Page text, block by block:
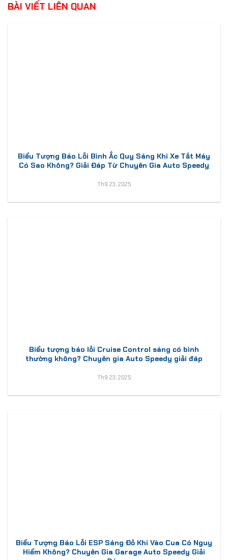
BÀI VIẾT LIÊN QUAN
Biểu Tượng Báo Lỗi Bình Ắc Quy Sáng Khi Xe Tắt Máy
Có Sao Không? Giải Đáp Từ Chuyên Gia Auto Speedy
Th9 23, 2025
Biểu tượng báo lỗi Cruise Control sáng có bình
thường không? Chuyên gia Auto Speedy giải đáp
Th9 23, 2025
Biểu Tượng Báo Lỗi ESP Sáng Đỏ Khi Vào Cua Có Nguy
Hiểm Không? Chuyên Gia Garage Auto Speedy Giải